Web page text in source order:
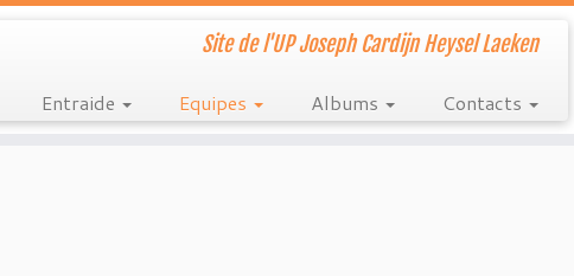
Site de l'UP Joseph Cardijn Heysel Laeken
Entraide Equipes Albums Contacts